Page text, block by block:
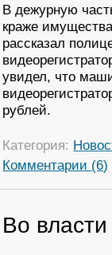
В дежурную
краже
рассказал
увидел, что
рублей.
Категория:
Комментарии (6)
Во